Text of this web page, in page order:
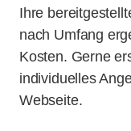
Ihre
nach Umfang
Kosten. Gerne
individuelles
Webseite.